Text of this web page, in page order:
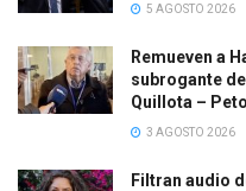
5 AGOSTO 2026
Remueven a
subrogante
Quillota –
3 AGOSTO 2026
Filtran audio